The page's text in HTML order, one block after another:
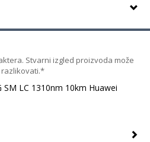
Stvarni izgled proizvoda može
razlikovati.*
SM LC 1310nm 10km Huawei